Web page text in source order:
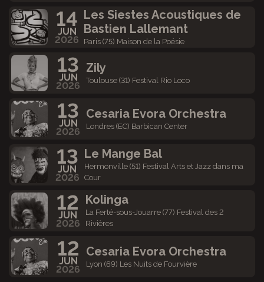
14
JUN
2026
Les Siestes Acoustiques de
Bastien Lallemant
Paris (75) Maison de la Poésie
13
JUN
2026
Zily
Toulouse (31) Festival Rio Loco
13
JUN
2026
Cesaria Evora Orchestra
Londres (EC) Barbican Center
13
JUN
2026
Le Mange Bal
Hermonville (51) Festival Arts et Jazz dans ma
Cour
12
JUN
2026
Kolinga
La Ferté-sous-Jouarre (77) Festival des 2
Rivières
12
JUN
2026
Cesaria Evora Orchestra
Lyon (69) Les Nuits de Fourvière